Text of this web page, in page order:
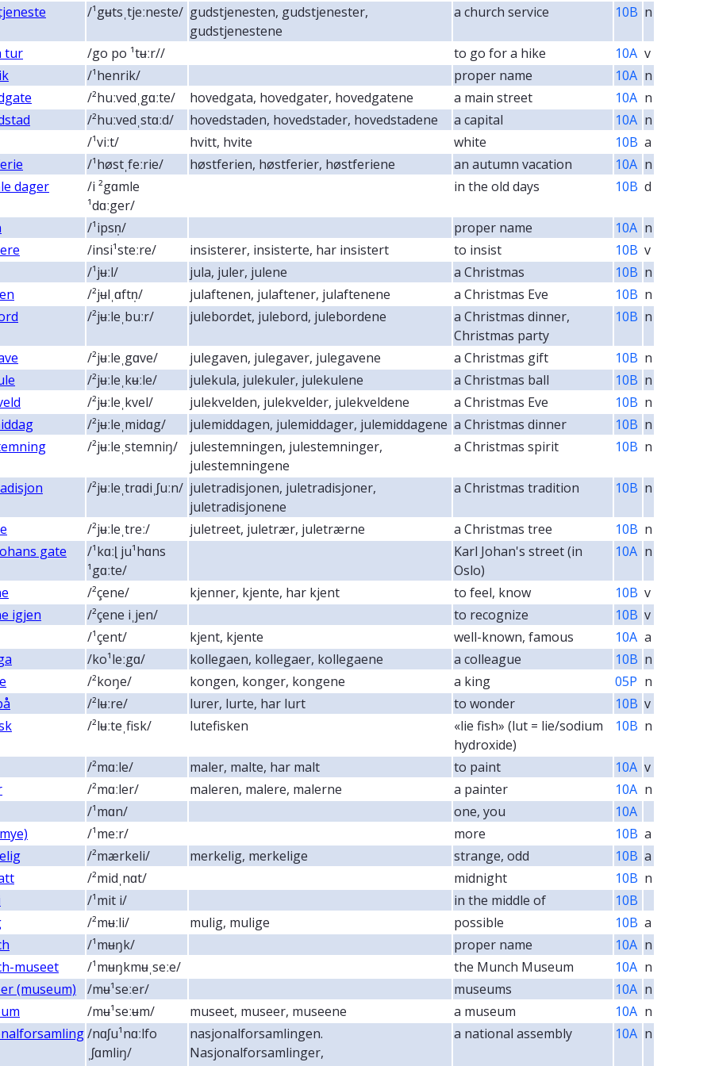
/¹gʉtsˌtjeːneste/ gudstjenesten, gudstjenester,
gudstjenestene
a church service 10B n
tur /go po ¹tʉːr// to go for a hike 10A v
/¹henrik/ proper name 10A n
/²huːvedˌgɑːte/ hovedgata, hovedgater, hovedgatene a main street 10A n
/²huːvedˌstɑːd/ hovedstaden, hovedstader, hovedstadene a capital 10A n
/¹viːt/
hvitt, hvite white 10B a
/¹høstˌfeːrie/ høstferien, høstferier, høstferiene an autumn vacation 10A n
dager
/i ²gɑmle
¹dɑːger/
in the old days 10B d
/¹ipsn̩/ proper name 10A n
/insi¹steːre/ insisterer, insisterte, har insistert to insist 10B v
/¹jʉːl/
jula, juler, julene a Christmas 10B n
/²jʉlˌɑftn̩/ julaftenen, julaftener, julaftenene a Christmas Eve 10B n
/²jʉːleˌbuːr/ julebordet, julebord, julebordene
a Christmas dinner,
Christmas party
10B n
/²jʉːleˌgɑve/ julegaven, julegaver, julegavene a Christmas gift 10B n
/²jʉːleˌkʉːle/ julekula, julekuler, julekulene a Christmas ball 10B n
/²jʉːleˌkvel/ julekvelden, julekvelder, julekveldene a Christmas Eve 10B n
/²jʉːleˌmidɑg/ julemiddagen, julemiddager, julemiddagene a Christmas dinner 10B n
/²jʉːleˌstemniŋ/
julestemningen, julestemninger,
julestemningene
a Christmas spirit 10B n
/²jʉːleˌtrɑdiˌʃuːn/ juletradisjonen, juletradisjoner,
juletradisjonene
a Christmas tradition 10B n
/²jʉːleˌtreː/ juletreet, juletrær, juletrærne a Christmas tree 10B n
gate
/¹kɑːɭ ju¹hɑns
¹gɑːte/
Karl Johan's street (in
Oslo)
10A n
/²çene/ kjenner, kjente, har kjent to feel, know 10B v
igjen
/²çene iˌjen/ to recognize 10B v
/¹çent/
kjent, kjente well-known, famous 10A a
/ko¹leːgɑ/ kollegaen, kollegaer, kollegaene a colleague 10B n
/²koŋe/ kongen, konger, kongene a king 05P n
/²lʉːre/ lurer, lurte, har lurt to wonder 10B v
/²lʉːteˌfisk/ lutefisken
«lie fish» (lut = lie/sodium
hydroxide)
10B n
/²mɑːle/ maler, malte, har malt to paint 10A v
/²mɑːler/ maleren, malere, malerne a painter 10A n
/¹mɑn/
one, you
10A
/¹meːr/ more 10B a
/²mærkeli/ merkelig, merkelige strange, odd 10B a
/²midˌnɑt/ midnight 10B n
/¹mit i/ in the middle of
10B
/²mʉːli/ mulig, mulige possible 10B a
/¹mʉŋk/ proper name 10A n
museet
/¹mʉŋkmʉˌseːe/ the Munch Museum 10A n
(museum)
/mʉ¹seːer/ museums 10A n
/mʉ¹seːʉm/ museet, museer, museene a museum 10A n
/nɑʃu¹nɑːlfo
ˌʃɑmliŋ/
nasjonalforsamlingen.
Nasjonalforsamlinger,
a national assembly 10A n